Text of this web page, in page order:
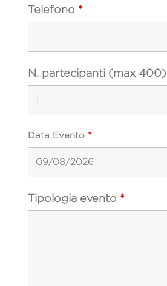
Telefono *
N. partecipanti (max 400)
Data Evento *
Tipologia evento *